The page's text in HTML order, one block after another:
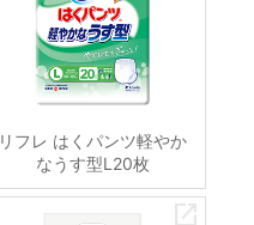
リフレ はくパンツ軽やか
なうす型L20枚